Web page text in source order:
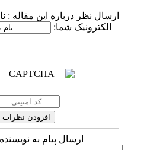
ارسال نظر درباره این مقاله :
الکترونیک شما:
ارسال پیام به